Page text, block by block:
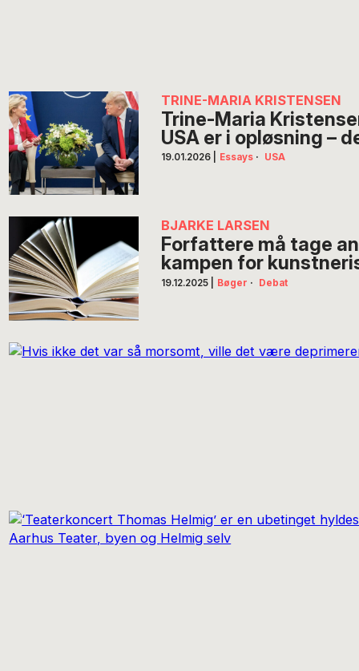
TRINE-MARIA KRISTENSEN
Trine-Maria
USA er i opløsning –
19.01.2026 Essays · USA
BJARKE LARSEN
Forfattere må tage
kampen for
19.12.2025 Bøger · Debat